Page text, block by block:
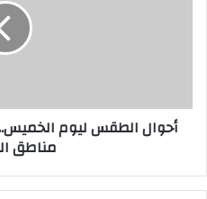
أحوال الطقس ليوم
مناطق